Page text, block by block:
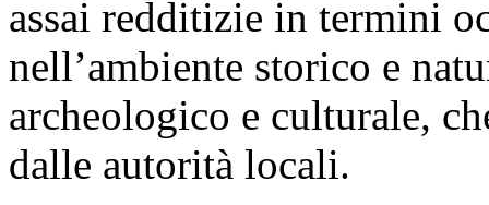
assai redditizie in termini
nell’ambiente storico e
archeologico e culturale,
dalle autorità locali.